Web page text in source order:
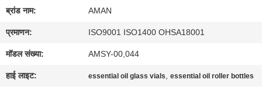
में
कारखाना
दौरा
ब्रांड नाम: AMAN
प्रमाणन: ISO9001 ISO1400 OHSA18001
मॉडल संख्या: AMSY-00,044
हाई लाइट: essential oil glass vials,essential oil roller bottles